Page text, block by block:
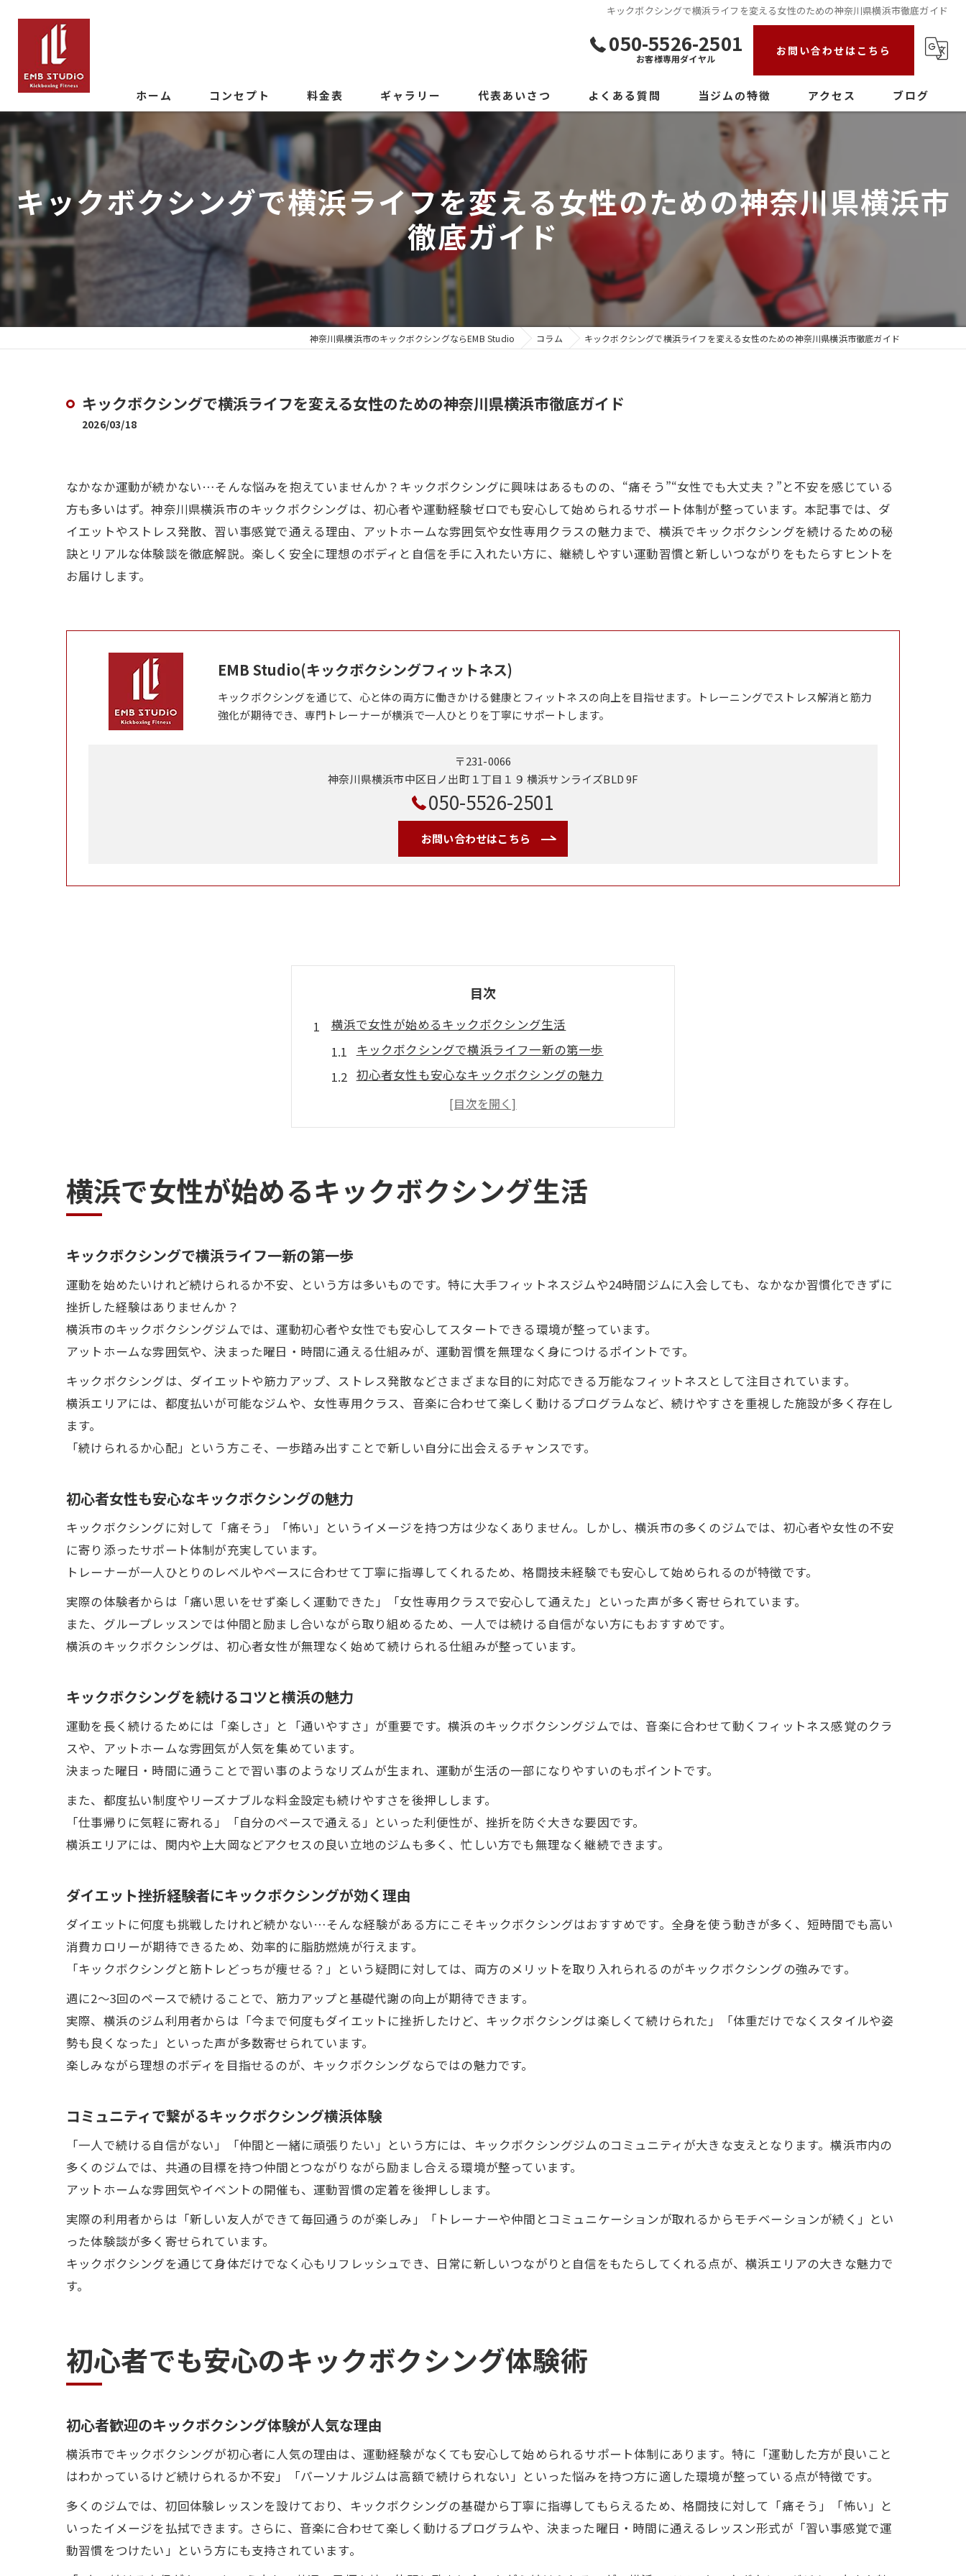
キックボクシングで横浜ライフを変える女性のための神奈川県横浜市徹底ガイド
050-5526-2501
お客様専用ダイヤル
お問い合わせはこちら
ホーム コンセプト 料金表 ギャラリー 代表あいさつ よくある質問 当ジムの特徴
初心者
ダイエット
ストレス発散
パーソナル
アクセス ブログ
キックボクシングで横浜ライフを変える女性のための神奈川県横浜市
徹底ガイド
神奈川県横浜市のキックボクシングならEMB Studio コラム キックボクシングで横浜ライフを変える女性のための神奈川県横浜市徹底ガイド
キックボクシングで横浜ライフを変える女性のための神奈川県横浜市徹底ガイド
2026/03/18
なかなか運動が続かない…そんな悩みを抱えていませんか？キックボクシングに興味はあるものの、“痛そう”“女性でも大丈夫？”と不安を感じている
方も多いはず。神奈川県横浜市のキックボクシングは、初心者や運動経験ゼロでも安心して始められるサポート体制が整っています。本記事では、ダ
イエットやストレス発散、習い事感覚で通える理由、アットホームな雰囲気や女性専用クラスの魅力まで、横浜でキックボクシングを続けるための秘
訣とリアルな体験談を徹底解説。楽しく安全に理想のボディと自信を手に入れたい方に、継続しやすい運動習慣と新しいつながりをもたらすヒントを
お届けします。
EMB Studio(キックボクシングフィットネス)
キックボクシングを通じて、心と体の両方に働きかける健康とフィットネスの向上を目指せます。トレーニングでストレス解消と筋力
強化が期待でき、専門トレーナーが横浜で一人ひとりを丁寧にサポートします。
〒231-0066
神奈川県横浜市中区日ノ出町１丁目１９ 横浜サンライズBLD 9F
050-5526-2501
お問い合わせはこちら
目次
横浜で女性が始めるキックボクシング生活
キックボクシングで横浜ライフ一新の第一歩
初心者女性も安心なキックボクシングの魅力
キックボクシングを続けるコツと横浜の魅力
ダイエット挫折経験者にキックボクシングが効く理由
初心者でも安心のキックボクシング体験術
初心者歓迎のキックボクシング体験が人気な理由
キックボクシングで痛みなく楽しむコツ
都度払い可能なキックボクシング入門
都度払いで気軽に始めるキックボクシング
コスパ重視のキックボクシング通い方を解説
安い料金でキックボクシングを体験する方法
都度払いで継続できる運動習慣の作り方
挫折しないキックボクシングダイエット術
筋トレと比較したキックボクシングの効果
痩せ体質を作るキックボクシングの秘訣
アットホームな環境で続ける秘訣とは
アットホームなキックボクシングジムが人気の理由
初めての方も続けやすいキックボクシング環境
女性限定クラスが選ばれる理由を解説
女性限定キックボクシングクラスの安心感
女性が続けやすいキックボクシングプログラム
女性専用クラスで叶える美ボディ習慣
周りを気にせず楽しめるキックボクシング
横浜で女性が始めるキックボクシング生活
キックボクシングで横浜ライフ一新の第一歩
運動を始めたいけれど続けられるか不安、という方は多いものです。特に大手フィットネスジムや24時間ジムに入会しても、なかなか習慣化できずに
挫折した経験はありませんか？
横浜市のキックボクシングジムでは、運動初心者や女性でも安心してスタートできる環境が整っています。
アットホームな雰囲気や、決まった曜日・時間に通える仕組みが、運動習慣を無理なく身につけるポイントです。
キックボクシングは、ダイエットや筋力アップ、ストレス発散などさまざまな目的に対応できる万能なフィットネスとして注目されています。
横浜エリアには、都度払いが可能なジムや、女性専用クラス、音楽に合わせて楽しく動けるプログラムなど、続けやすさを重視した施設が多く存在し
ます。
「続けられるか心配」という方こそ、一歩踏み出すことで新しい自分に出会えるチャンスです。
初心者女性も安心なキックボクシングの魅力
キックボクシングに対して「痛そう」「怖い」というイメージを持つ方は少なくありません。しかし、横浜市の多くのジムでは、初心者や女性の不安
に寄り添ったサポート体制が充実しています。
トレーナーが一人ひとりのレベルやペースに合わせて丁寧に指導してくれるため、格闘技未経験でも安心して始められるのが特徴です。
実際の体験者からは「痛い思いをせず楽しく運動できた」「女性専用クラスで安心して通えた」といった声が多く寄せられています。
また、グループレッスンでは仲間と励まし合いながら取り組めるため、一人では続ける自信がない方にもおすすめです。
横浜のキックボクシングは、初心者女性が無理なく始めて続けられる仕組みが整っています。
キックボクシングを続けるコツと横浜の魅力
運動を長く続けるためには「楽しさ」と「通いやすさ」が重要です。横浜のキックボクシングジムでは、音楽に合わせて動くフィットネス感覚のクラ
スや、アットホームな雰囲気が人気を集めています。
決まった曜日・時間に通うことで習い事のようなリズムが生まれ、運動が生活の一部になりやすいのもポイントです。
また、都度払い制度やリーズナブルな料金設定も続けやすさを後押しします。
「仕事帰りに気軽に寄れる」「自分のペースで通える」といった利便性が、挫折を防ぐ大きな要因です。
横浜エリアには、関内や上大岡などアクセスの良い立地のジムも多く、忙しい方でも無理なく継続できます。
ダイエット挫折経験者にキックボクシングが効く理由
ダイエットに何度も挑戦したけれど続かない…そんな経験がある方にこそキックボクシングはおすすめです。全身を使う動きが多く、短時間でも高い
消費カロリーが期待できるため、効率的に脂肪燃焼が行えます。
「キックボクシングと筋トレどっちが痩せる？」という疑問に対しては、両方のメリットを取り入れられるのがキックボクシングの強みです。
週に2〜3回のペースで続けることで、筋力アップと基礎代謝の向上が期待できます。
実際、横浜のジム利用者からは「今まで何度もダイエットに挫折したけど、キックボクシングは楽しくて続けられた」「体重だけでなくスタイルや姿
勢も良くなった」といった声が多数寄せられています。
楽しみながら理想のボディを目指せるのが、キックボクシングならではの魅力です。
コミュニティで繋がるキックボクシング横浜体験
「一人で続ける自信がない」「仲間と一緒に頑張りたい」という方には、キックボクシングジムのコミュニティが大きな支えとなります。横浜市内の
多くのジムでは、共通の目標を持つ仲間とつながりながら励まし合える環境が整っています。
アットホームな雰囲気やイベントの開催も、運動習慣の定着を後押しします。
実際の利用者からは「新しい友人ができて毎回通うのが楽しみ」「トレーナーや仲間とコミュニケーションが取れるからモチベーションが続く」とい
った体験談が多く寄せられています。
キックボクシングを通じて身体だけでなく心もリフレッシュでき、日常に新しいつながりと自信をもたらしてくれる点が、横浜エリアの大きな魅力で
す。
初心者でも安心のキックボクシング体験術
初心者歓迎のキックボクシング体験が人気な理由
横浜市でキックボクシングが初心者に人気の理由は、運動経験がなくても安心して始められるサポート体制にあります。特に「運動した方が良いこと
はわかっているけど続けられるか不安」「パーソナルジムは高額で続けられない」といった悩みを持つ方に適した環境が整っている点が特徴です。
多くのジムでは、初回体験レッスンを設けており、キックボクシングの基礎から丁寧に指導してもらえるため、格闘技に対して「痛そう」「怖い」と
いったイメージを払拭できます。さらに、音楽に合わせて楽しく動けるプログラムや、決まった曜日・時間に通えるレッスン形式が「習い事感覚で運
動習慣をつけたい」という方にも支持されています。